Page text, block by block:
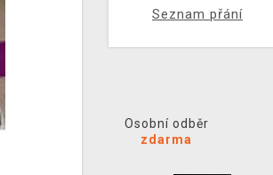
Seznam přání
Osobní odběr
zdarma